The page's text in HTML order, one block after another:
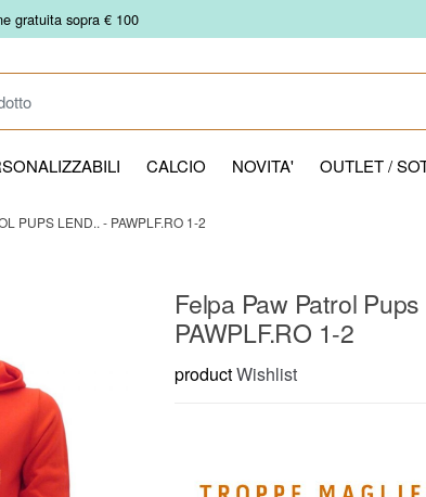
gratuita sopra € 100
CALCIO NOVITA' OUTLET /
PUPS LEND.. - PAWPLF.RO 1-2
Felpa Paw Patrol
PAWPLF.RO 1-2
productWishlist